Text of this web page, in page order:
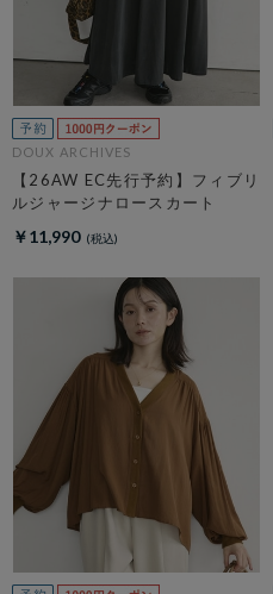
DOUX ARCHIVES
【26AW EC先行予約】フィブリ
ルジャージナロースカート
￥11,990